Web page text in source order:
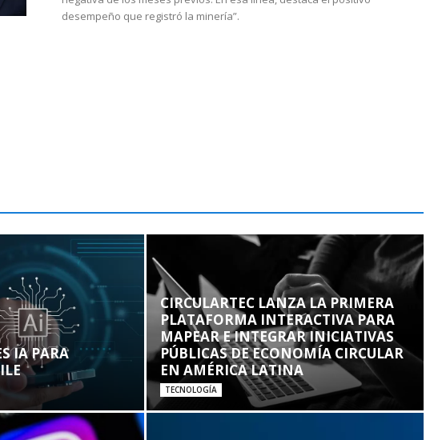
desempeño que registró la minería”.
IA PARA
CIRCULARTEC LANZA LA PRIMERA
PLATAFORMA INTERACTIVA PARA
MAPEAR E INTEGRAR INICIATIVAS
PÚBLICAS DE ECONOMÍA CIRCULAR
EN AMÉRICA LATINA
TECNOLOGÍA